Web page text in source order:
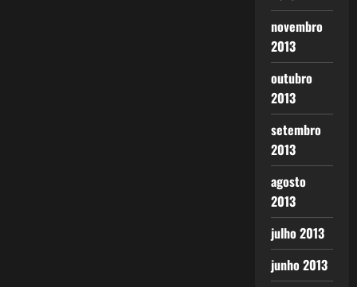
novembro
2013
outubro
2013
setembro
2013
agosto
2013
julho 2013
junho 2013